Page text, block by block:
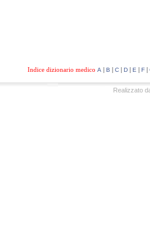
Indice dizionario medico A | B | C| D| E | F|
Realizzato